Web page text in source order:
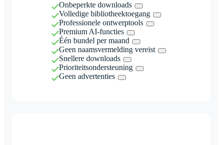
Onbeperkte downloads
Volledige bibliotheektoegang
Professionele ontwerptools
Premium AI-functies
Één bundel per maand
Geen naamsvermelding vereist
Snellere downloads
Prioriteitsondersteuning
Geen advertenties